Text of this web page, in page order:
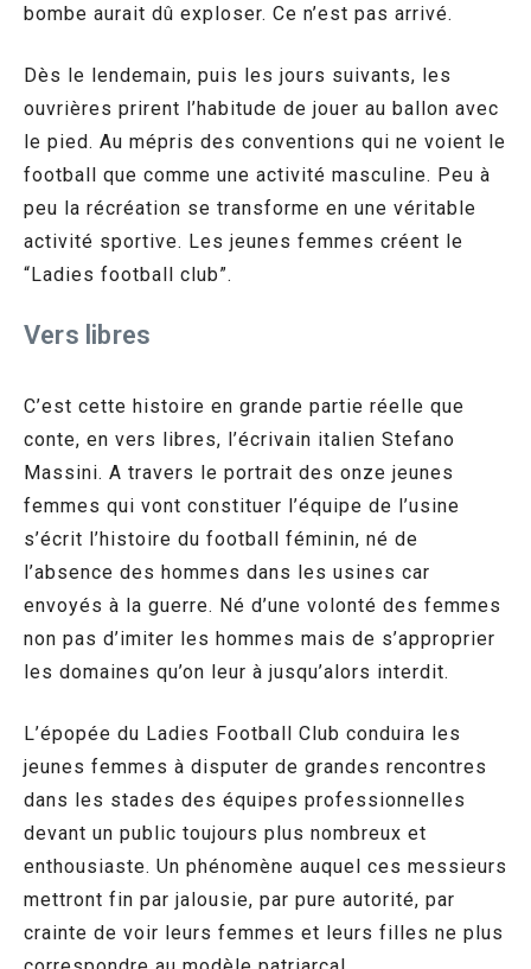
bombe aurait dû exploser. Ce n’est pas arrivé.
Dès le lendemain, puis les jours suivants, les
ouvrières prirent l’habitude de jouer au ballon avec
le pied. Au mépris des conventions qui ne voient le
football que comme une activité masculine. Peu à
peu la récréation se transforme en une véritable
activité sportive. Les jeunes femmes créent le
“Ladies football club”.
Vers libres
C’est cette histoire en grande partie réelle que
conte, en vers libres, l’écrivain italien Stefano
Massini. A travers le portrait des onze jeunes
femmes qui vont constituer l’équipe de l’usine
s’écrit l’histoire du football féminin, né de
l’absence des hommes dans les usines car
envoyés à la guerre. Né d’une volonté des femmes
non pas d’imiter les hommes mais de s’approprier
les domaines qu’on leur à jusqu’alors interdit.
L’épopée du Ladies Football Club conduira les
jeunes femmes à disputer de grandes rencontres
dans les stades des équipes professionnelles
devant un public toujours plus nombreux et
enthousiaste. Un phénomène auquel ces messieurs
mettront fin par jalousie, par pure autorité, par
crainte de voir leurs femmes et leurs filles ne plus